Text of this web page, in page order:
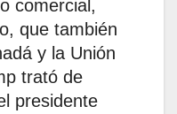
comercial,
que también
y la Unión
trató de
presidente